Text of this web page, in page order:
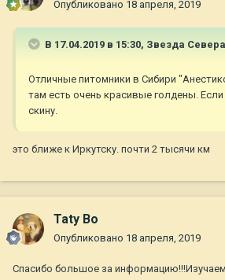
Опубликовано 18 апреля, 2019
В 17.04.2019 в 15:30, Звезда Севера
Отличные питомники в Сибири
там есть очень красивые голдены.
скину.
это ближе к Иркутску. почти 2 тысячи км
Taty Bo
Опубликовано 18 апреля, 2019
Спасибо большое за